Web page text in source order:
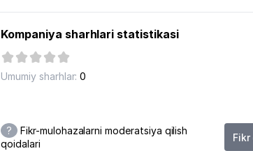
Kompaniya sharhlari statistikasi
Umumiy sharhlar: 0
?
Fikr-mulohazalarni moderatsiya qilish
qoidalari